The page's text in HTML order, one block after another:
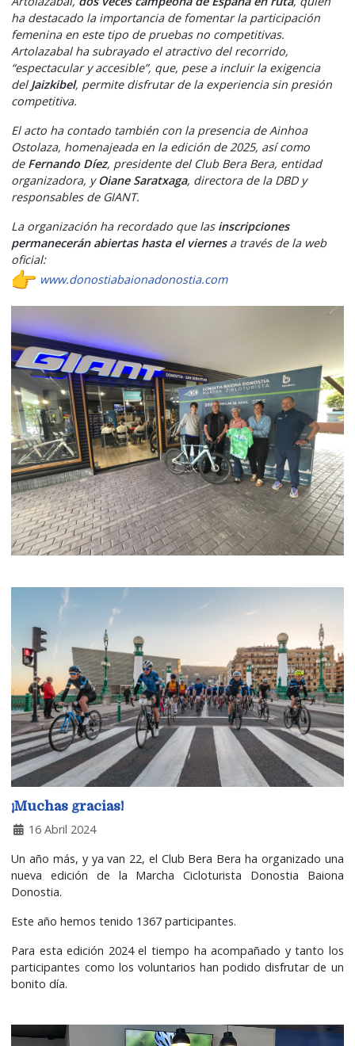
ha destacado la importancia de fomentar la participación
femenina en este tipo de pruebas no competitivas.
Artolazabal ha subrayado el atractivo del recorrido,
“espectacular y accesible”, que, pese a incluir la exigencia
del Jaizkibel, permite disfrutar de la experiencia sin presión
competitiva.
El acto ha contado también con la presencia de Ainhoa
Ostolaza, homenajeada en la edición de 2025, así como
de Fernando Díez, presidente del Club Bera Bera, entidad
organizadora, y Oiane Saratxaga, directora de la DBD y
responsables de GIANT.
La organización ha recordado que las inscripciones
permanecerán abiertas hasta el viernesa través de la web
oficial:
www.donostiabaionadonostia.com
¡Muchas gracias!
16 Abril 2024
Un año más, y ya van 22, el Club Bera Bera ha organizado una
nueva edición de la Marcha Cicloturista Donostia Baiona
Donostia.
Este año hemos tenido 1367 participantes.
Para esta edición 2024 el tiempo ha acompañado y tanto los
participantes como los voluntarios han podido disfrutar de un
bonito día.